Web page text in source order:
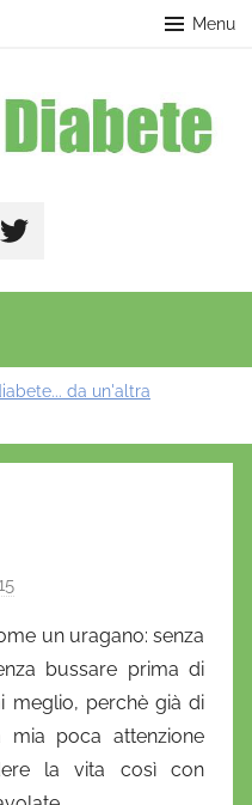
Menu
Twitter
da un'altra
D
a
n
i
e
un uragano: senza
bussare prima di
meglio, perchè già di
poca attenzione
la vita così con